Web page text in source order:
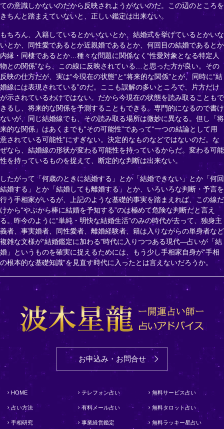
ての意識しかないのだから反映されようがないのだ。この辺のところを
きちんと踏まえていないと、正しい鑑定は出来ない。
もちろん、入籍しているとかいないとか、結婚式を挙げているとかいな
いとか、同性愛であるとか近親婚であるとか、何回目の結婚であるとか
内縁・同棲であるとか…種々な問題に関係なく“性愛対象となる特定人
物との関係”なら、この線に反映されている…と思った方が良い。その
反映の仕方だが、実は“今現在の状態”と“将来的な関係”とが、同時に“結
婚線には表現されている”のだ。ここも誤解の多いところで、片方だけ
が示されているわけではない。だから今現在の状態を読み取ることもで
きるし、将来的な関係を予測することもできる。専門的になるので書け
ないが、同じ結婚線でも、その読み取る場所は微妙に異なる。但し「将
来的な関係」はあくまでも“その可能性”であって“一つの結論として用
意されている可能性”にすぎない。決定的なものなどではないのだ。な
ぜなら、結婚線の形状が変わる可能性を持っているからだ。変わる可能
性を持っているものを捉えて、断定的な判断は出来ない。
したがって「何歳のときに結婚する」とか「結婚できない」とか「何回
結婚する」とか「結婚しても離婚する」とか、いろいろな判断・予言を
行う手相家がいるが、上記のような基礎的事実を踏まえれば、この線だ
けから“やぶから棒に結婚を予知する”のは極めて危険な判断だと言え
る。昨今のように“単純・明快な結婚生活”のみの時代が去って、独身主
義者、事実婚者、同性愛者、離婚経験者、籍は入りながらの単身者など
複雑な文様が“結婚鑑定に加わる”時代に入りつつある現代―占いが「結
婚」というものを確実に捉えるためには、もう少し手相家自身が“手相
の根本的な基礎知識”を見直す時代に入ったとは言えないだろうか。
お申込み・お問合せ
HOME
占い方法
手相研究
テレフォン占い
有料メール占い
事業経営鑑定
無料サービス占い
無料タロット占い
無料ラッキー星占い